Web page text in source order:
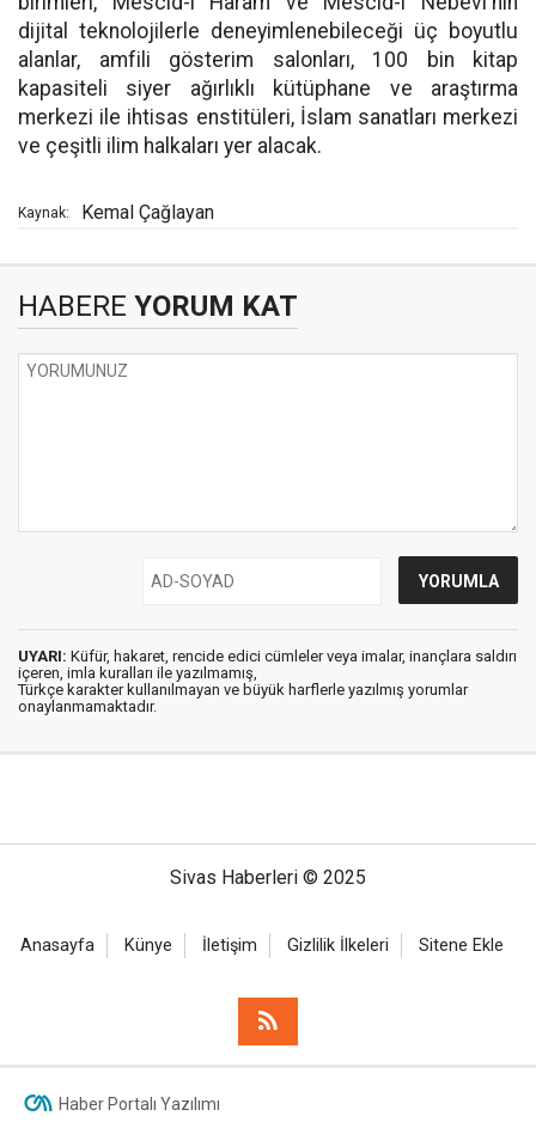
dijital teknolojilerle deneyimlenebileceği üç boyutlu
alanlar, amfili gösterim salonları, 100 bin kitap
kapasiteli siyer ağırlıklı kütüphane ve araştırma
merkezi ile ihtisas enstitüleri, İslam sanatları merkezi
ve çeşitli ilim halkaları yer alacak.
Kaynak: Kemal Çağlayan
HABERE YORUM KAT
UYARI: Küfür, hakaret, rencide edici cümleler veya imalar, inançlara saldırı
içeren, imla kuralları ile yazılmamış,
Türkçe karakter kullanılmayan ve büyük harflerle yazılmış yorumlar
onaylanmamaktadır.
Sivas Haberleri © 2025
Anasayfa Künye İletişim Gizlilik İlkeleri Sitene Ekle
Haber Portalı Yazılımı